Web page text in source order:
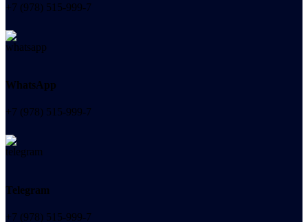
+7 (978) 515-999-7
WhatsApp
+7 (978) 515-999-7
Telegram
+7 (978) 515-999-7